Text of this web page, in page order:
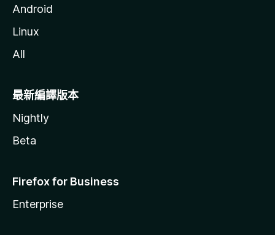
Android
Linux
All
最新編譯版本
Nightly
Beta
Firefox for Business
Enterprise